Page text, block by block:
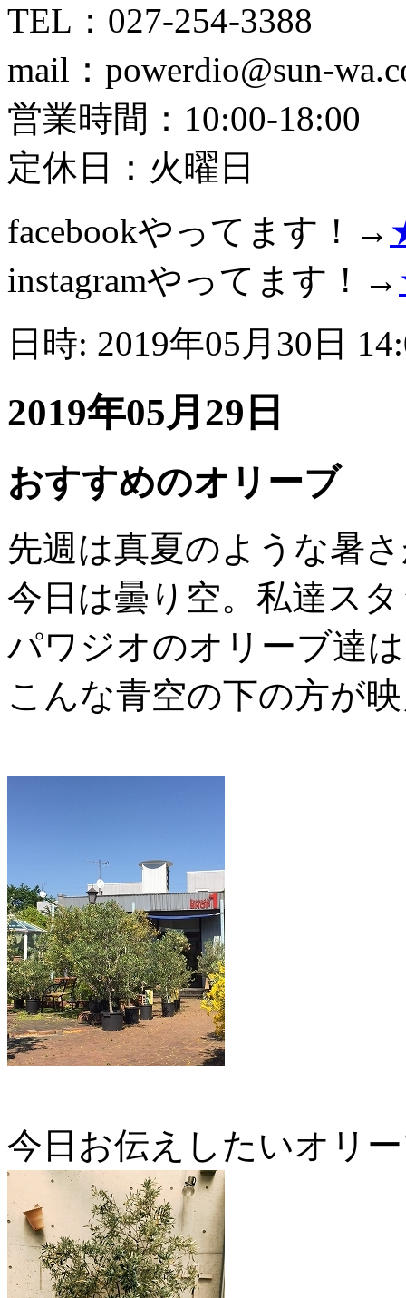
TEL：027-254-3388
mail：powerdio@sun-
営業時間：10:00-18:00
定休日：火曜日
facebookやってます！→
instagramやってます！→
日時: 2019年05月30日
2019年05月29日
おすすめのオリーブ
先週は真夏のような暑
今日は曇り空。私達ス
パワジオのオリーブ達
こんな青空の下の方が
今日お伝えしたいオリ